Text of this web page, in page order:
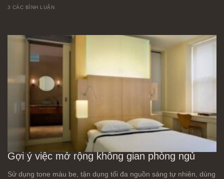
3 CÁC BÌNH LUẬN
Gợi ý việc mở rộng không gian phòng ngủ
Sử dụng tone màu be, tận dụng tối đa nguồn sáng tự nhiên, dùng